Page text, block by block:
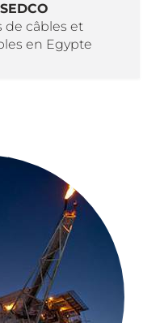
de câbles et
en Egypte